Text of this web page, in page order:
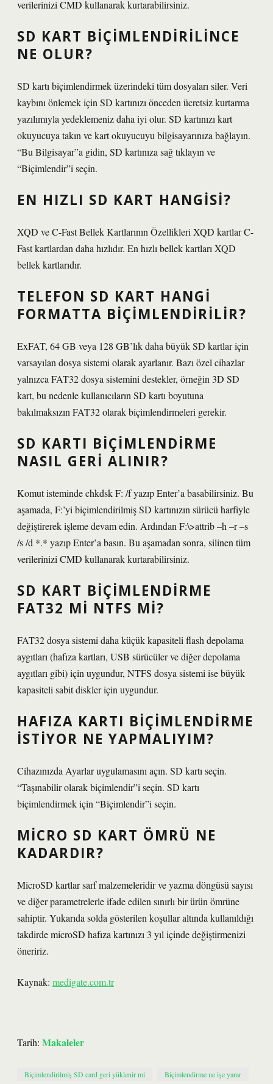
verilerinizi CMD kullanarak kurtarabilirsiniz.
SD KART BIÇIMLENDIRILINCE
NE OLUR?
SD kartı biçimlendirmek üzerindeki tüm dosyaları siler. Veri
kaybını önlemek için SD kartınızı önceden ücretsiz kurtarma
yazılımıyla yedeklemeniz daha iyi olur. SD kartınızı kart
okuyucuya takın ve kart okuyucuyu bilgisayarınıza bağlayın.
“Bu Bilgisayar”a gidin, SD kartınıza sağ tıklayın ve
“Biçimlendir”i seçin.
EN HIZLI SD KART HANGISI?
XQD ve C-Fast Bellek Kartlarının Özellikleri XQD kartlar C-
Fast kartlardan daha hızlıdır. En hızlı bellek kartları XQD
bellek kartlarıdır.
TELEFON SD KART HANGI
FORMATTA BIÇIMLENDIRILIR?
ExFAT, 64 GB veya 128 GB’lık daha büyük SD kartlar için
varsayılan dosya sistemi olarak ayarlanır. Bazı özel cihazlar
yalnızca FAT32 dosya sistemini destekler, örneğin 3D SD
kart, bu nedenle kullanıcıların SD kartı boyutuna
bakılmaksızın FAT32 olarak biçimlendirmeleri gerekir.
SD KARTI BIÇIMLENDIRME
NASIL GERI ALINIR?
Komut isteminde chkdsk F: /f yazıp Enter’a basabilirsiniz. Bu
aşamada, F:’yi biçimlendirilmiş SD kartınızın sürücü harfiyle
değiştirerek işleme devam edin. Ardından F:\>attrib –h –r –s
/s /d *.* yazıp Enter’a basın. Bu aşamadan sonra, silinen tüm
verilerinizi CMD kullanarak kurtarabilirsiniz.
SD KART BIÇIMLENDIRME
FAT32 MI NTFS MI?
FAT32 dosya sistemi daha küçük kapasiteli flash depolama
aygıtları (hafıza kartları, USB sürücüler ve diğer depolama
aygıtları gibi) için uygundur, NTFS dosya sistemi ise büyük
kapasiteli sabit diskler için uygundur.
HAFIZA KARTI BIÇIMLENDIRME
ISTIYOR NE YAPMALIYIM?
Cihazınızda Ayarlar uygulamasını açın. SD kartı seçin.
“Taşınabilir olarak biçimlendir”i seçin. SD kartı
biçimlendirmek için “Biçimlendir”i seçin.
MICRO SD KART ÖMRÜ NE
KADARDIR?
MicroSD kartlar sarf malzemeleridir ve yazma döngüsü sayısı
ve diğer parametrelerle ifade edilen sınırlı bir ürün ömrüne
sahiptir. Yukarıda solda gösterilen koşullar altında kullanıldığı
takdirde microSD hafıza kartınızı 3 yıl içinde değiştirmenizi
öneririz.
Kaynak: medigate.com.tr
Tarih: Makaleler
Biçimlendirilmiş SD card geri yüklenir mi Biçimlendirme ne işe yarar